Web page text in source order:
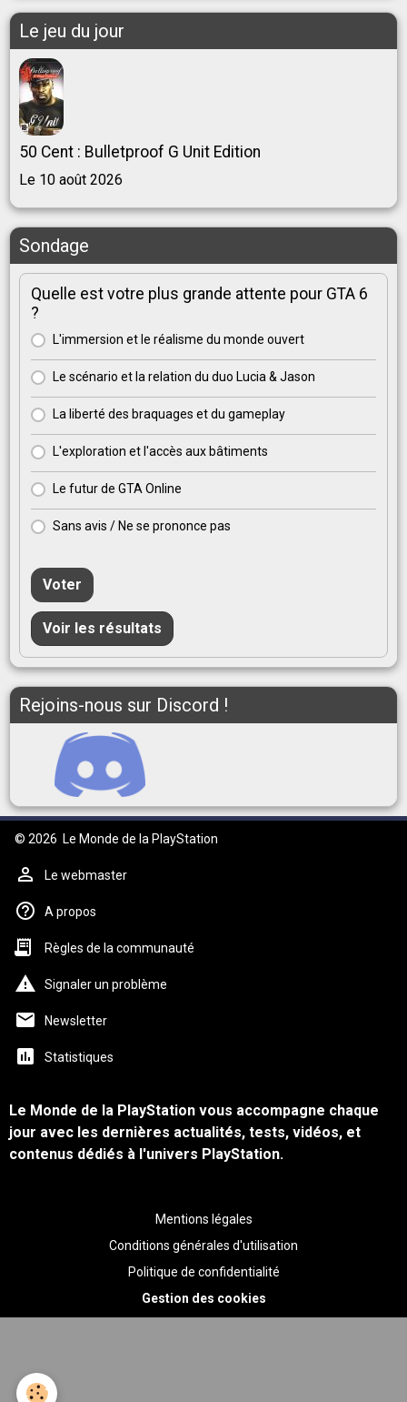
Le jeu du jour
50 Cent : Bulletproof G Unit Edition
Le 10 août 2026
Sondage
Quelle est votre plus grande attente pour GTA 6
?
L'immersion et le réalisme du monde ouvert
Le scénario et la relation du duo Lucia & Jason
La liberté des braquages et du gameplay
L'exploration et l'accès aux bâtiments
Le futur de GTA Online
Sans avis / Ne se prononce pas
Voter
Voir les résultats
Rejoins-nous sur Discord !
© 2026 Le Monde de la PlayStation
Le webmaster
A propos
Règles de la communauté
Signaler un problème
Newsletter
Statistiques
Le Monde de la PlayStation vous accompagne chaque
jour avec les dernières actualités, tests, vidéos, et
contenus dédiés à l'univers PlayStation.
Mentions légales
Conditions générales d'utilisation
Politique de confidentialité
Gestion des cookies